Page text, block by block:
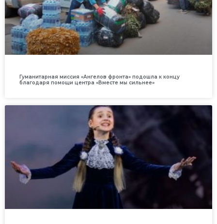
Гуманитарная миссия «Ангелов фронта» подошла к концу
благодаря помощи центра «Вместе мы сильнее»